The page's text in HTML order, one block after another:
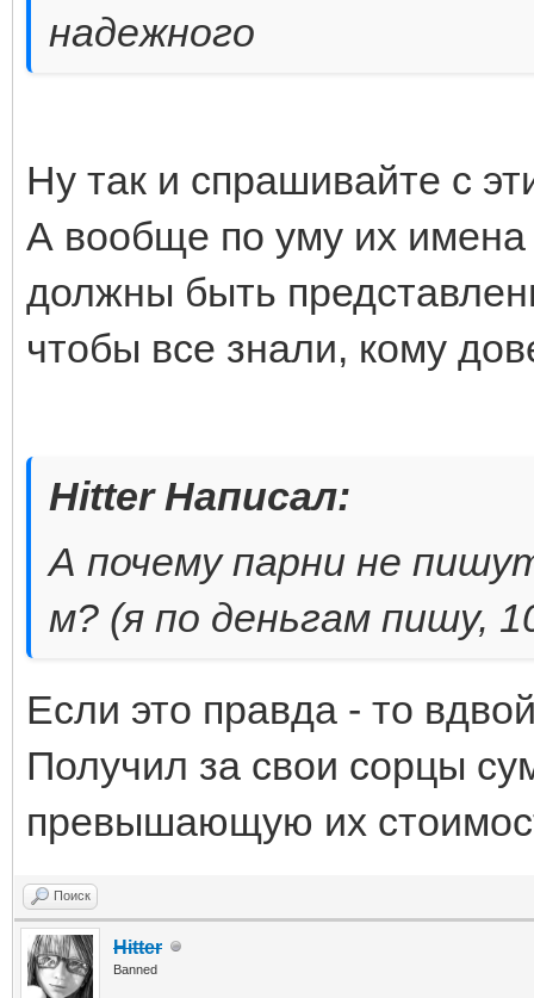
надежного
Ну так и спрашивайте с
А вообще по уму их
должны быть
чтобы все знали, кому
Hitter Написал:
А почему парни не
м? (я по деньгам пишу,
Если это правда - то
Получил за свои сорцы
превышающую их
Поиск
Hitter
Banned